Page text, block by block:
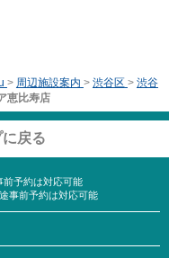
> 周辺施設案内 > 渋谷区 > 渋谷
恵比寿店
戻る
予約は対応可能
事前予約は対応可能